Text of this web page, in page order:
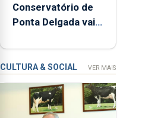
inspeções
relacionadas
a
apanha
ilegal
lapas
Conservatório de
Ponta Delgada vai
instrumentos
CULTURA & SOCIAL VER MAIS